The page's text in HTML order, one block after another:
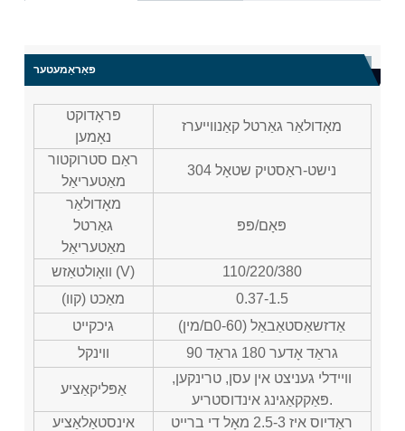
פּאַראַמעטער
פּראָדוקט
נאָמען
מאָדולאַר גאַרטל קאַנווייערז
ראַם סטרוקטור
מאַטעריאַל
304 נישט-ראַסטיק שטאָל
מאָדולאַר
גאַרטל
מאַטעריאַל
פּאָם/פּפּ
וואָולטאַזש (V)
110/220/380
מאַכט (קװ)
0.37-1.5
גיכקייט
אַדזשאַסטאַבאַל (0-60ם/מין)
ווינקל
90 גראַד אָדער 180 גראַד
אַפּליקאַציע
וויידלי געניצט אין עסן, טרינקען,
פּאַקקאַגינג אינדוסטריע.
אינסטאַלאַציע
ראַדיוס איז 2.5-3 מאָל די ברייט